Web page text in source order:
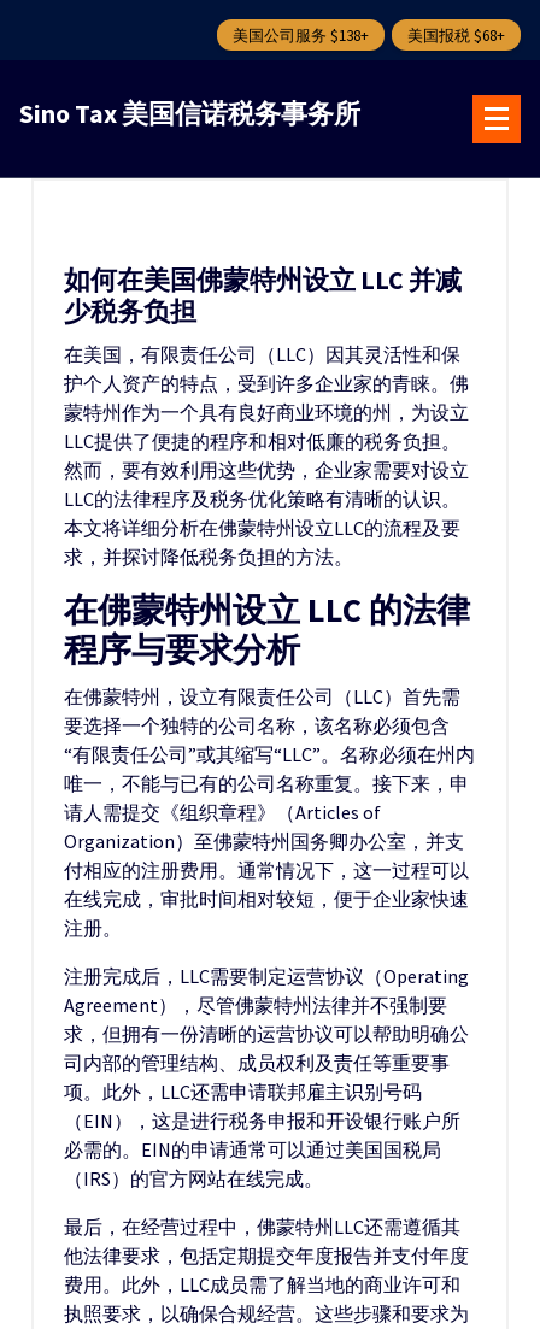
美国公司服务 $138+ 美国报税 $68+
Sino Tax 美国信诺税务事务所
如何在美国佛蒙特州设立 LLC 并减
少税务负担
在美国，有限责任公司（LLC）因其灵活性和保
护个人资产的特点，受到许多企业家的青睐。佛
蒙特州作为一个具有良好商业环境的州，为设立
LLC提供了便捷的程序和相对低廉的税务负担。
然而，要有效利用这些优势，企业家需要对设立
LLC的法律程序及税务优化策略有清晰的认识。
本文将详细分析在佛蒙特州设立LLC的流程及要
求，并探讨降低税务负担的方法。
在佛蒙特州设立 LLC 的法律
程序与要求分析
在佛蒙特州，设立有限责任公司（LLC）首先需
要选择一个独特的公司名称，该名称必须包含
“有限责任公司”或其缩写“LLC”。名称必须在州内
唯一，不能与已有的公司名称重复。接下来，申
请人需提交《组织章程》（Articles of
Organization）至佛蒙特州国务卿办公室，并支
付相应的注册费用。通常情况下，这一过程可以
在线完成，审批时间相对较短，便于企业家快速
注册。
注册完成后，LLC需要制定运营协议（Operating
Agreement），尽管佛蒙特州法律并不强制要
求，但拥有一份清晰的运营协议可以帮助明确公
司内部的管理结构、成员权利及责任等重要事
项。此外，LLC还需申请联邦雇主识别号码
（EIN），这是进行税务申报和开设银行账户所
必需的。EIN的申请通常可以通过美国国税局
（IRS）的官方网站在线完成。
最后，在经营过程中，佛蒙特州LLC还需遵循其
他法律要求，包括定期提交年度报告并支付年度
费用。此外，LLC成员需了解当地的商业许可和
执照要求，以确保合规经营。这些步骤和要求为